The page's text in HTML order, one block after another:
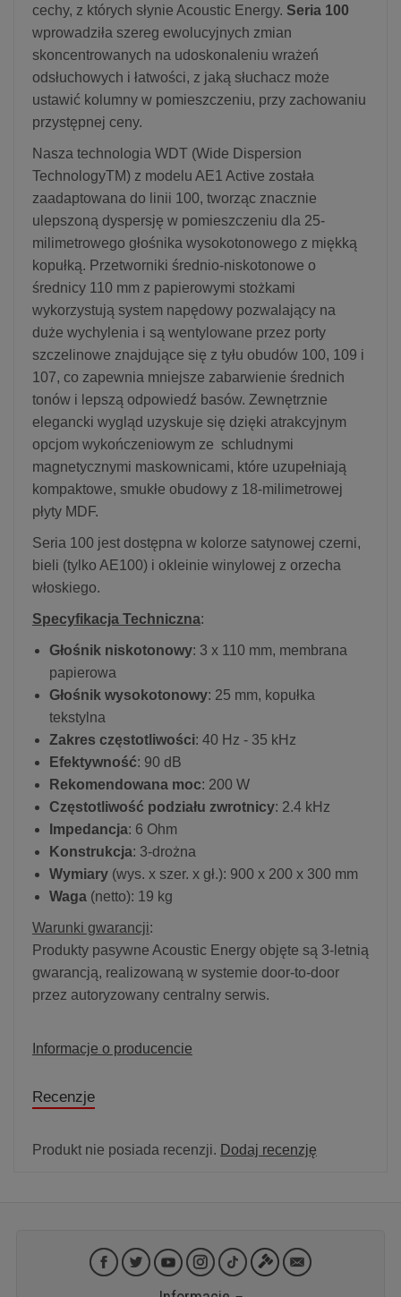
cechy, z których słynie Acoustic Energy. Seria 100
wprowadziła szereg ewolucyjnych zmian
skoncentrowanych na udoskonaleniu wrażeń
odsłuchowych i łatwości, z jaką słuchacz może
ustawić kolumny w pomieszczeniu, przy zachowaniu
przystępnej ceny.
Nasza technologia WDT (Wide Dispersion
TechnologyTM) z modelu AE1 Active została
zaadaptowana do linii 100, tworząc znacznie
ulepszoną dyspersję w pomieszczeniu dla 25-
milimetrowego głośnika wysokotonowego z miękką
kopułką. Przetworniki średnio-niskotonowe o
średnicy 110 mm z papierowymi stożkami
wykorzystują system napędowy pozwalający na
duże wychylenia i są wentylowane przez porty
szczelinowe znajdujące się z tyłu obudów 100, 109 i
107, co zapewnia mniejsze zabarwienie średnich
tonów i lepszą odpowiedź basów. Zewnętrznie
elegancki wygląd uzyskuje się dzięki atrakcyjnym
opcjom wykończeniowym ze schludnymi
magnetycznymi maskownicami, które uzupełniają
kompaktowe, smukłe obudowy z 18-milimetrowej
płyty MDF.
Seria 100 jest dostępna w kolorze satynowej czerni,
bieli (tylko AE100) i okleinie winylowej z orzecha
włoskiego.
Specyfikacja Techniczna:
Głośnik niskotonowy: 3 x 110 mm, membrana
papierowa
Głośnik wysokotonowy: 25 mm, kopułka
tekstylna
Zakres częstotliwości: 40 Hz - 35 kHz
Efektywność: 90 dB
Rekomendowana moc: 200 W
Częstotliwość podziału zwrotnicy: 2.4 kHz
Impedancja: 6 Ohm
Konstrukcja: 3-drożna
Wymiary (wys. x szer. x gł.): 900 x 200 x 300 mm
Waga (netto): 19 kg
Warunki gwarancji:
Produkty pasywne Acoustic Energy objęte są 3-letnią
gwarancją, realizowaną w systemie door-to-door
przez autoryzowany centralny serwis.
Informacje o producencie
Recenzje
Produkt nie posiada recenzji. Dodaj recenzję